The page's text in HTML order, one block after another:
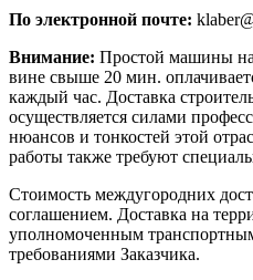
По электронной почте:
Внимание: Простой машины на
вине свыше 20 мин.
каждый час. Доставка
осуществляется силами
нюансов и тонкостей этой
работы также требуют
Стоимость междугородних
соглашением. Доставка на
уполномоченным
требованиями Заказчика.